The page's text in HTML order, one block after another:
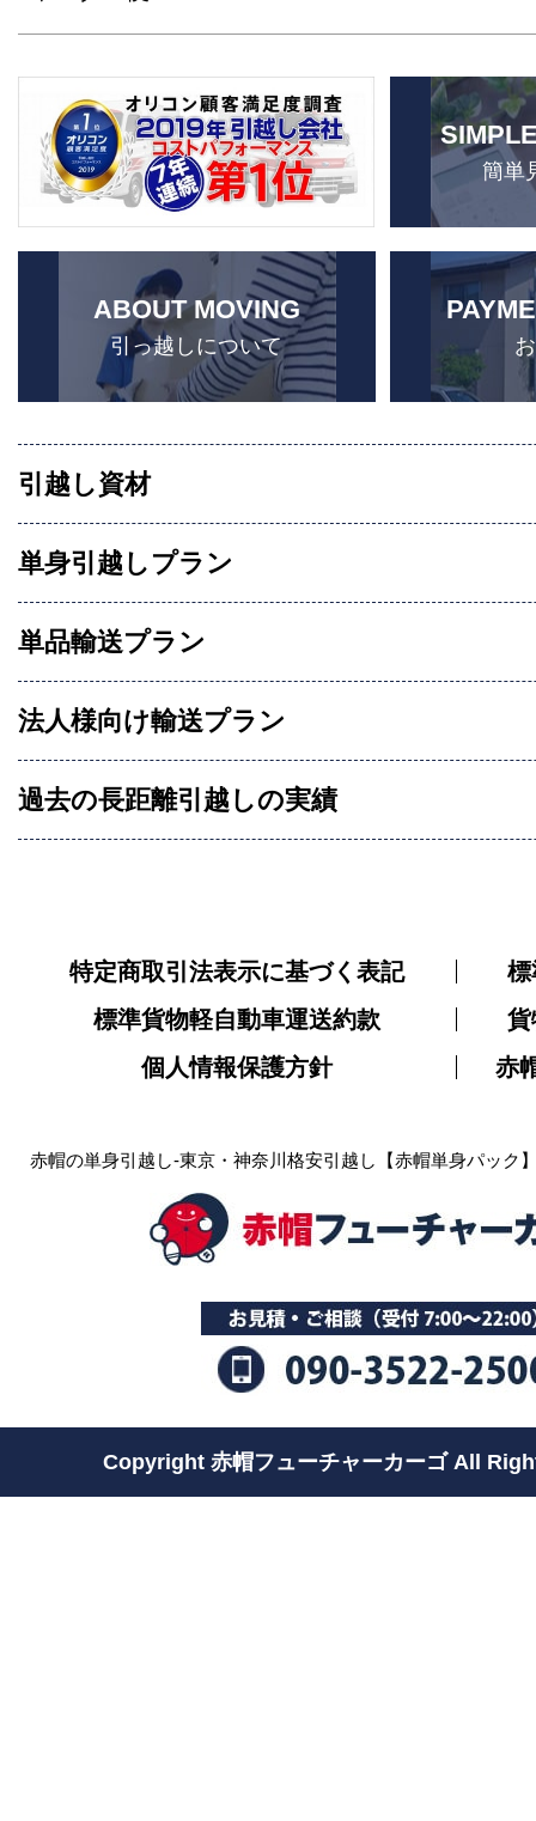
簡単
ABOUT MOVING
引っ越しについて
引越し資材
単身引越しプラン
単品輸送プラン
法人様向け輸送プラン
過去の長距離引越しの実績
特定商取引法表示に基づく表記
標
標準貨物軽自動車運送約款
貨
個人情報保護方針
赤
赤帽の単身引越し-東京・神奈川格安引越し【赤帽単身パック
Copyright 赤帽フューチャーカーゴ All